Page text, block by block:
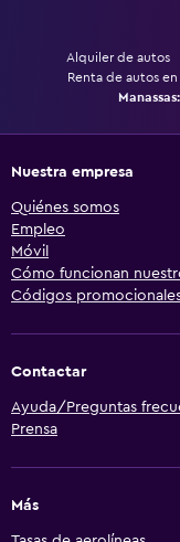
Alquiler de autos
Renta de autos
Nuestra empresa
Quiénes somos
Empleo
Móvil
Cómo funcionan
Códigos
Contactar
Ayuda/Preguntas
Prensa
Más